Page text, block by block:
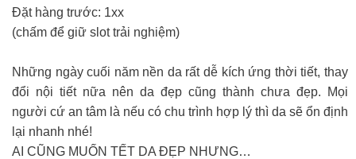
Đặt hàng trước: 1xx
(chấm để giữ slot trải nghiệm)
Những ngày cuối năm nền da rất dễ kích ứng thời tiết, thay
đổi nội tiết nữa nên da đẹp cũng thành chưa đẹp. Mọi
người cứ an tâm là nếu có chu trình hợp lý thì da sẽ ổn định
lại nhanh nhé!
AI CŨNG MUỐN TẾT DA ĐẸP NHƯNG…